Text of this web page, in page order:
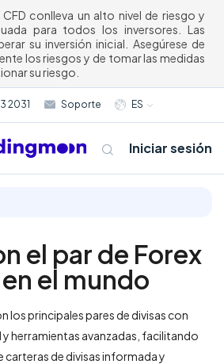
conlleva un alto nivel de riesgo y
para todos los inversores. Las
su inversión inicial. Asegúrese de
los riesgos y de tomar las medidas
su riesgo.
2031 Soporte ES
Iniciar sesión
el par de Forex
el mundo
los principales pares de divisas con
herramientas avanzadas, facilitando
carteras de divisas informada y